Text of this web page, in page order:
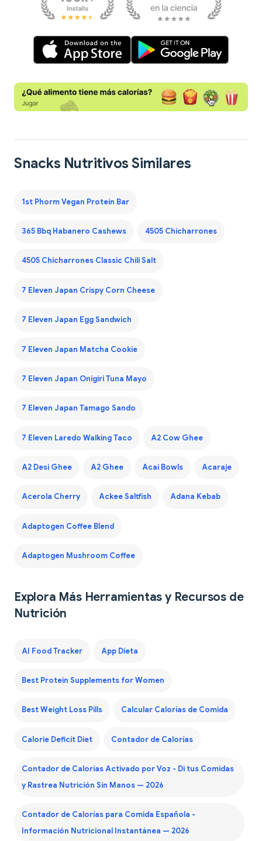
Snacks Nutritivos Similares
1st Phorm Vegan Protein Bar
365 Bbq Habanero Cashews 4505 Chicharrones
4505 Chicharrones Classic Chili Salt
7 Eleven Japan Crispy Corn Cheese
7 Eleven Japan Egg Sandwich
7 Eleven Japan Matcha Cookie
7 Eleven Japan Onigiri Tuna Mayo
7 Eleven Japan Tamago Sando
7 Eleven Laredo Walking Taco A2 Cow Ghee
A2 Desi Ghee A2 Ghee Acai Bowls Acaraje
Acerola Cherry Ackee Saltfish Adana Kebab
Adaptogen Coffee Blend
Adaptogen Mushroom Coffee
Explora Más Herramientas y Recursos de
Nutrición
AI Food Tracker App Dieta
Best Protein Supplements for Women
Best Weight Loss Pills Calcular Calorías de Comida
Calorie Deficit Diet Contador de Calorías
Contador de Calorías Activado por Voz - Di tus Comidas
y Rastrea Nutrición Sin Manos — 2026
Contador de Calorías para Comida Española -
Información Nutricional Instantánea — 2026